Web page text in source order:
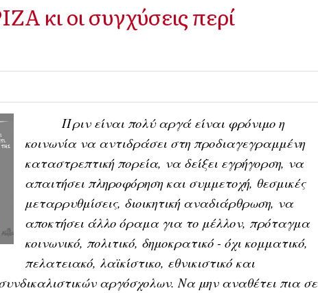
κι οι συγχύσεις περί
Πριν είναι πολύ αργά είναι φρόνιμο η
κοινωνία να αντιδράσει στη προδιαγεγραμμένη
καταστρεπτική πορεία, να δείξει εγρήγορση, να
απαιτήσει πληροφόρηση και συμμετοχή, θεσμικές
μεταρρυθμίσεις, διοικητική αναδιάρθρωση, να
αποκτήσει άλλο όραμα για το μέλλον, πρόταγμα
κοινωνικό, πολιτικό, δημοκρατικό - όχι κομματικό,
πελατειακό, λαϊκίστικο, εθνικιστικό και
αργόσχολων. Να μην αναθέτει πια σε